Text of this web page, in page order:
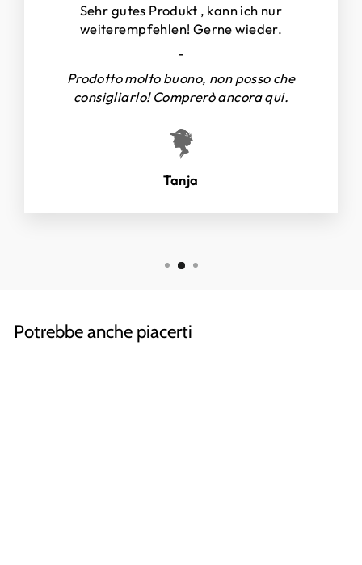
Sehr gutes Produkt , kann ich nur
weiterempfehlen! Gerne wieder.
-
Prodotto molto buono, non posso che
consigliarlo! Comprerò ancora qui.
Tanja
Potrebbe anche piacerti